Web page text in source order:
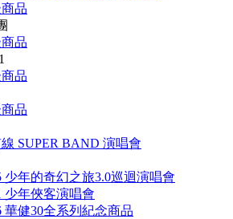
品
品
品
品
SUPER BAND 演唱會
少年的奇幻之旅3.0巡迴演唱會
少年俠客演唱會
華健30全系列紀念商品